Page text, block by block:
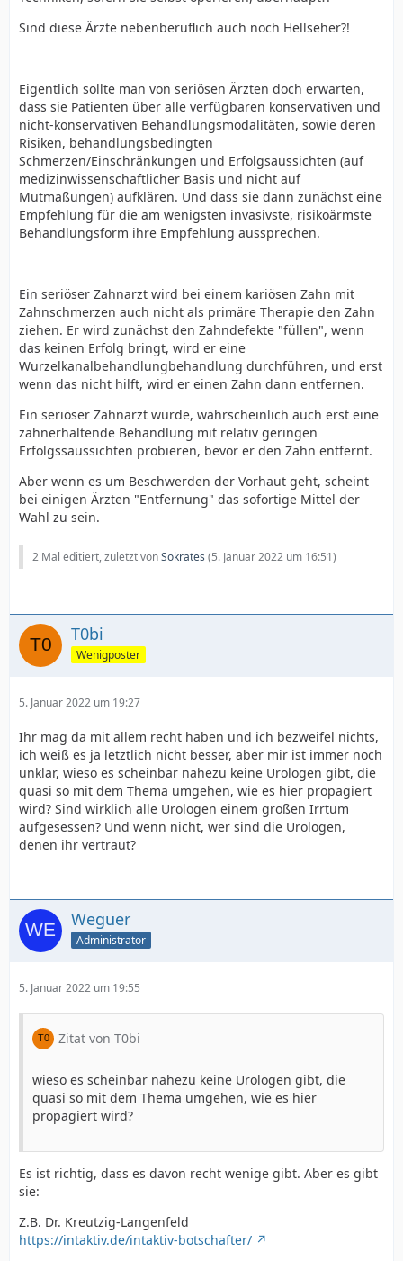
Sind diese Ärzte nebenberuflich auch noch Hellseher?!
Eigentlich sollte man von seriösen Ärzten doch erwarten,
dass sie Patienten über alle verfügbaren konservativen und
nicht-konservativen Behandlungsmodalitäten, sowie deren
Risiken, behandlungsbedingten
Schmerzen/Einschränkungen und Erfolgsaussichten (auf
medizinwissenschaftlicher Basis und nicht auf
Mutmaßungen) aufklären. Und dass sie dann zunächst eine
Empfehlung für die am wenigsten invasivste, risikoärmste
Behandlungsform ihre Empfehlung aussprechen.
Ein seriöser Zahnarzt wird bei einem kariösen Zahn mit
Zahnschmerzen auch nicht als primäre Therapie den Zahn
ziehen. Er wird zunächst den Zahndefekte "füllen", wenn
das keinen Erfolg bringt, wird er eine
Wurzelkanalbehandlungbehandlung durchführen, und erst
wenn das nicht hilft, wird er einen Zahn dann entfernen.
Ein seriöser Zahnarzt würde, wahrscheinlich auch erst eine
zahnerhaltende Behandlung mit relativ geringen
Erfolgssaussichten probieren, bevor er den Zahn entfernt.
Aber wenn es um Beschwerden der Vorhaut geht, scheint
bei einigen Ärzten "Entfernung" das sofortige Mittel der
Wahl zu sein.
2 Mal editiert, zuletzt vonSokrates (5. Januar 2022 um 16:51)
T0bi
Wenigposter
5. Januar 2022 um 19:27
Ihr mag da mit allem recht haben und ich bezweifel nichts,
ich weiß es ja letztlich nicht besser, aber mir ist immer noch
unklar, wieso es scheinbar nahezu keine Urologen gibt, die
quasi so mit dem Thema umgehen, wie es hier propagiert
wird? Sind wirklich alle Urologen einem großen Irrtum
aufgesessen? Und wenn nicht, wer sind die Urologen,
denen ihr vertraut?
Weguer
Administrator
5. Januar 2022 um 19:55
Zitat von T0bi
wieso es scheinbar nahezu keine Urologen gibt, die
quasi so mit dem Thema umgehen, wie es hier
propagiert wird?
Es ist richtig, dass es davon recht wenige gibt. Aber es gibt
sie:
Z.B. Dr. Kreutzig-Langenfeld
https://intaktiv.de/intaktiv-botschafter/